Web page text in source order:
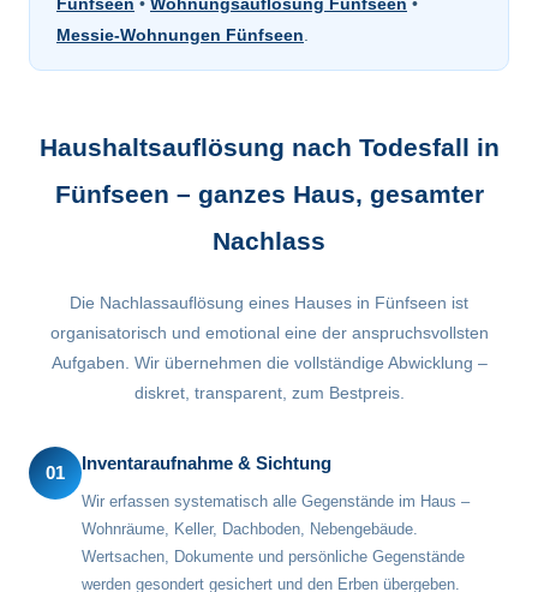
Messie-Wohnungen Fünfseen
Haushaltsauflösung nach Todesfall in
Fünfseen – ganzes Haus, gesamter
Nachlass
Die Nachlassauflösung eines Hauses in Fünfseen ist
organisatorisch und emotional eine der anspruchsvollsten
Aufgaben. Wir übernehmen die vollständige Abwicklung –
diskret, transparent, zum Bestpreis.
01 Inventaraufnahme & Sichtung
Wir erfassen systematisch alle Gegenstände im Haus –
Wohnräume, Keller, Dachboden, Nebengebäude.
Wertsachen, Dokumente und persönliche Gegenstände
werden gesondert gesichert und den Erben übergeben.